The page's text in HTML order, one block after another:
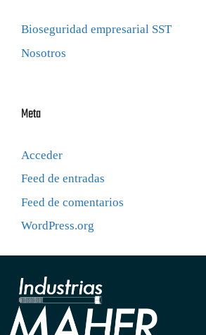
Bioseguridad empresarial SST
Nosotros
Meta
Acceder
Feed de entradas
Feed de comentarios
WordPress.org